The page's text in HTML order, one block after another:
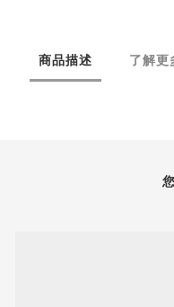
商品描述 了解更